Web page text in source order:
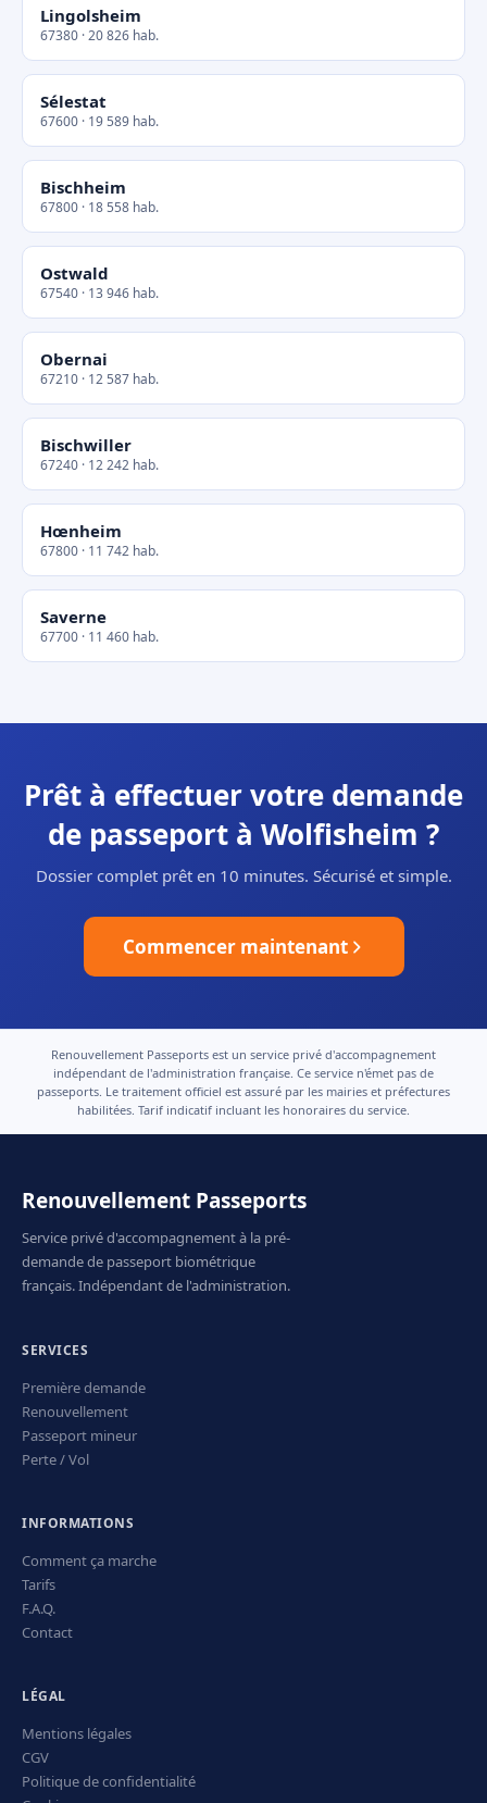
Lingolsheim
67380 · 20 826 hab.
Sélestat
67600 · 19 589 hab.
Bischheim
67800 · 18 558 hab.
Ostwald
67540 · 13 946 hab.
Obernai
67210 · 12 587 hab.
Bischwiller
67240 · 12 242 hab.
Hœnheim
67800 · 11 742 hab.
Saverne
67700 · 11 460 hab.
Prêt à effectuer votre demande
de passeport à Wolfisheim ?
Dossier complet prêt en 10 minutes. Sécurisé et simple.
Commencer maintenant
Renouvellement Passeports est un service privé d'accompagnement
indépendant de l'administration française. Ce service n'émet pas de
passeports. Le traitement officiel est assuré par les mairies et préfectures
habilitées. Tarif indicatif incluant les honoraires du service.
Renouvellement Passeports
Service privé d'accompagnement à la pré-
demande de passeport biométrique
français. Indépendant de l'administration.
SERVICES
Première demande
Renouvellement
Passeport mineur
Perte / Vol
INFORMATIONS
Comment ça marche
Tarifs
F.A.Q.
Contact
LÉGAL
Mentions légales
CGV
Politique de confidentialité